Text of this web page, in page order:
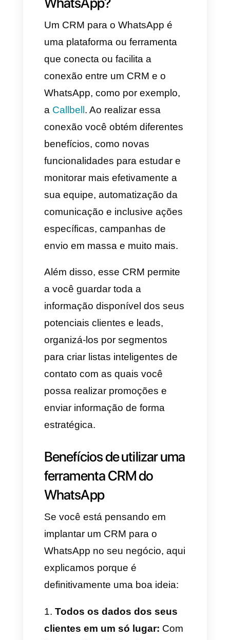
atrativa no mercado, como
integrá-lo ao seu WhatsApp,
como tirar proveito e como
realizar as configurações
pertinentes para que a conexão
funcione de forma otimizada.
O que é um CRM para
WhatsApp?
Um CRM para o WhatsApp é
uma plataforma ou ferramenta
que conecta ou facilita a
conexão entre um CRM e o
WhatsApp, como por exemplo,
aCallbell. Ao realizar essa
conexão você obtém diferentes
benefícios, como novas
funcionalidades para estudar e
monitorar mais efetivamente a
sua equipe, automatização da
comunicação e inclusive ações
específicas, campanhas de
envio em massa e muito mais.
a você guardar toda a
informação disponível dos seus
potenciais clientes e leads,
organizá-los por segmentos
para criar listas inteligentes de
contato com as quais você